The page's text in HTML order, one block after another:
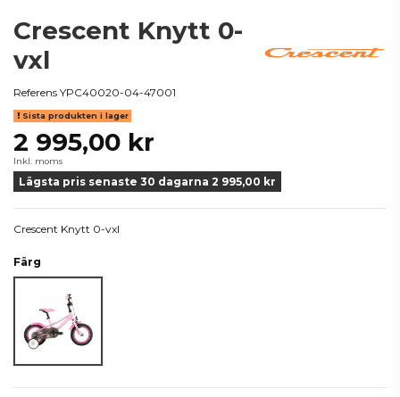
Crescent Knytt 0-
vxl
Referens YPC40020-04-47001
Sista produkten i lager
2 995,00 kr
Inkl. moms
Lägsta pris senaste 30 dagarna 2 995,00 kr
Crescent Knytt 0-vxl
Färg